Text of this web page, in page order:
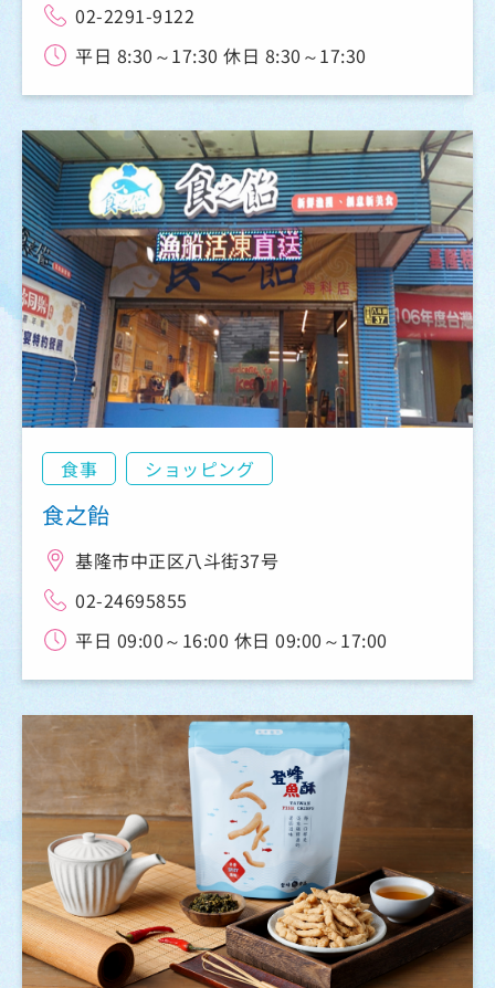
02-2291-9122
平日 8:30～17:30 休日 8:30～17:30
食事 ショッピング
食之飴
基隆市中正区八斗街37号
02-24695855
平日 09:00～16:00 休日 09:00～17:00